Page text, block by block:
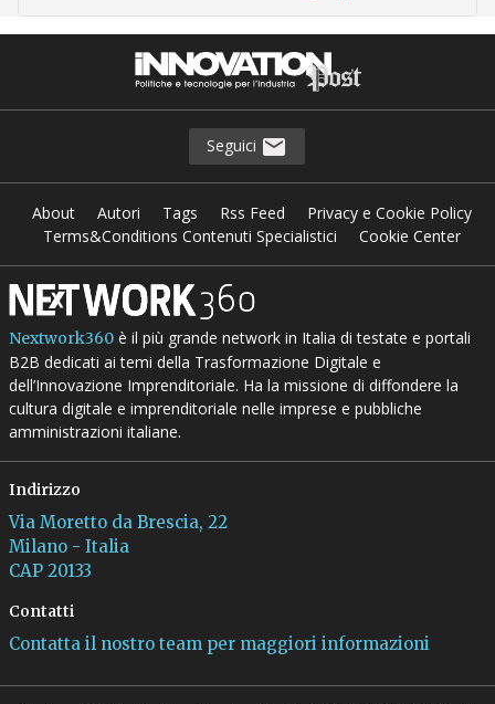
Seguici
About Autori Tags Rss Feed
Privacy e Cookie Policy
Terms&Conditions Contenuti Specialistici
Cookie Center
Nextwork360è il più grande network in Italia di testate e portali
B2B dedicati ai temi della Trasformazione Digitale e
dell’Innovazione Imprenditoriale. Ha la missione di diffondere la
cultura digitale e imprenditoriale nelle imprese e pubbliche
amministrazioni italiane.
Indirizzo
Via Moretto da Brescia, 22
Milano - Italia
CAP 20133
Contatti
Contatta il nostro team per maggiori informazioni